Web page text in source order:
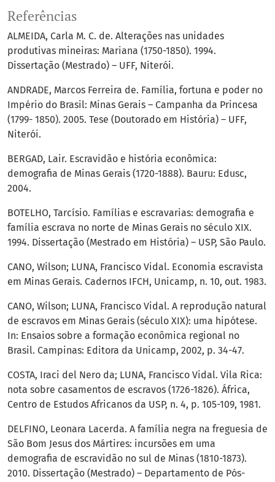
Referências
ALMEIDA, Carla M. C. de. Alterações nas unidades
produtivas mineiras: Mariana (1750-1850). 1994.
Dissertação (Mestrado) – UFF, Niterói.
ANDRADE, Marcos Ferreira de. Família, fortuna e poder no
Império do Brasil: Minas Gerais – Campanha da Princesa
(1799- 1850). 2005. Tese (Doutorado em História) – UFF,
Niterói.
BERGAD, Lair. Escravidão e história econômica:
demografia de Minas Gerais (1720-1888). Bauru: Edusc,
2004.
BOTELHO, Tarcísio. Famílias e escravarias: demografia e
família escrava no norte de Minas Gerais no século XIX.
1994. Dissertação (Mestrado em História) – USP, São Paulo.
CANO, Wilson; LUNA, Francisco Vidal. Economia escravista
em Minas Gerais. Cadernos IFCH, Unicamp, n. 10, out. 1983.
CANO, Wilson; LUNA, Francisco Vidal. A reprodução natural
de escravos em Minas Gerais (século XIX): uma hipótese.
In: Ensaios sobre a formação econômica regional no
Brasil. Campinas: Editora da Unicamp, 2002, p. 34-47.
COSTA, Iraci del Nero da; LUNA, Francisco Vidal. Vila Rica:
nota sobre casamentos de escravos (1726-1826). África,
Centro de Estudos Africanos da USP, n. 4, p. 105-109, 1981.
DELFINO, Leonara Lacerda. A família negra na freguesia de
São Bom Jesus dos Mártires: incursões em uma
demografia de escravidão no sul de Minas (1810-1873).
2010. Dissertação (Mestrado) – Departamento de Pós-